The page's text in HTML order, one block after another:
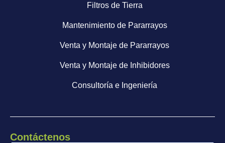
Filtros de Tierra
Mantenimiento de Pararrayos
Venta y Montaje de Pararrayos
Venta y Montaje de Inhibidores
Consultoría e Ingeniería
Contáctenos